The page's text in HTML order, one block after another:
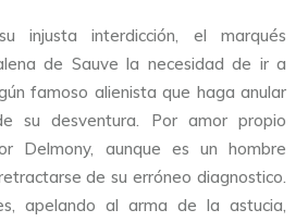
injusta interdicción, el marqués
de Sauve la necesidad de ir a
famoso alienista que haga anular
su desventura. Por amor propio
Delmony, aunque es un hombre
de su erróneo diagnostico.
apelando al arma de la astucia,